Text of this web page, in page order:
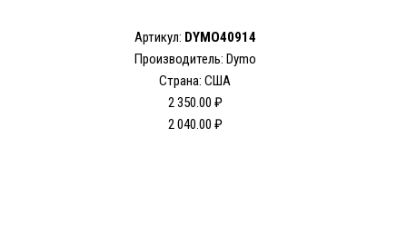
Артикул: DYMO40914
Производитель: Dymo
Страна: США
2 350.00 ₽
2 040.00 ₽